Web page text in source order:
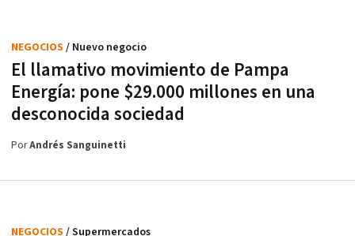
El llamativo movimiento de Pampa
Energía: pone $29.000 millones en una
desconocida sociedad
NEGOCIOS / Nuevo negocio
PorAndrés Sanguinetti
NEGOCIOS / Supermercados